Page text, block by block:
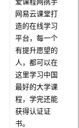
爱课程网携手
网易云课堂打
造的在线学习
平台，每一个
有提升愿望的
人，都可以在
这里学习中国
最好的大学课
程，学完还能
获得认证证
书。